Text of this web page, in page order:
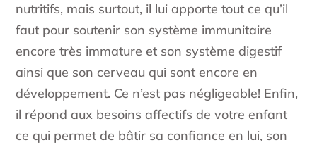
nutritifs, mais surtout, il lui apporte tout ce qu’il
faut pour soutenir son système immunitaire
encore très immature et son système digestif
ainsi que son cerveau qui sont encore en
développement. Ce n’est pas négligeable! Enfin,
il répond aux besoins affectifs de votre enfant
ce qui permet de bâtir sa confiance en lui, son